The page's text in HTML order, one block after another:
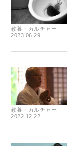
教養・カルチャー
2023.06.29
教養・カルチャー
2022.12.22